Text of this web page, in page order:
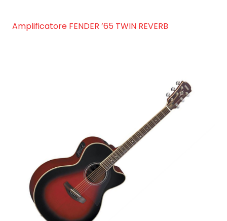
Amplificatore FENDER ’65 TWIN REVERB